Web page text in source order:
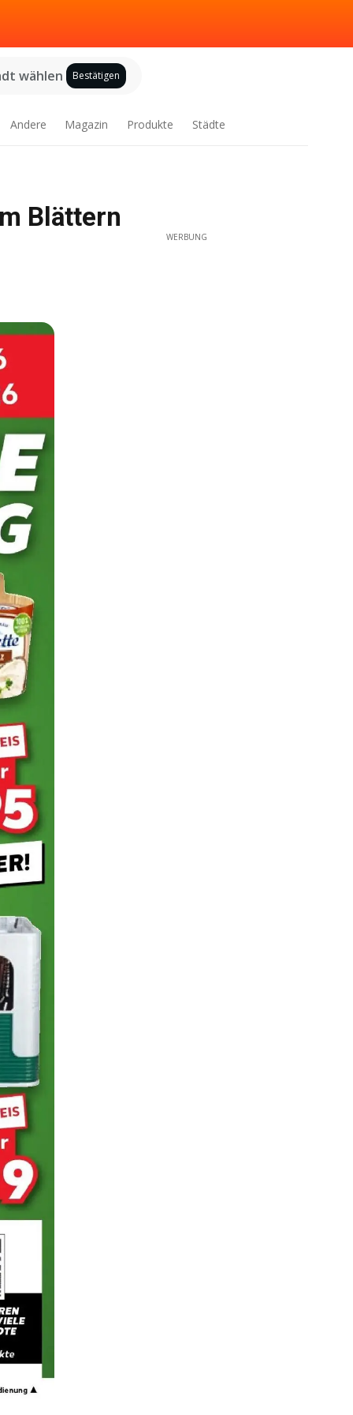
wählen Bestätigen
Andere Magazin Produkte Städte
Blättern
WERBUNG